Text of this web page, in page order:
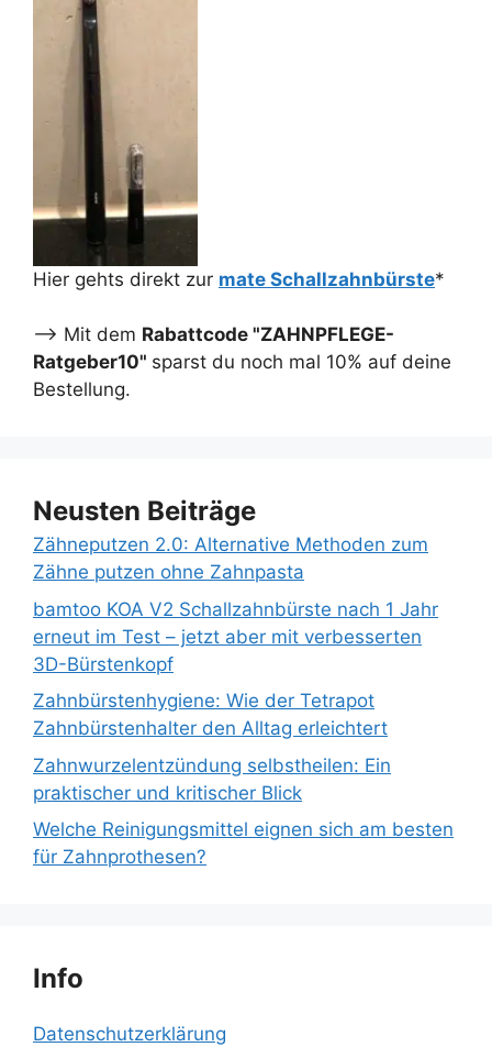
Hier gehts direkt zur mate Schallzahnbürste*
--> Mit dem Rabattcode "ZAHNPFLEGE-
Ratgeber10" sparst du noch mal 10% auf deine
Bestellung.
Neusten Beiträge
Zähneputzen 2.0: Alternative Methoden zum
Zähne putzen ohne Zahnpasta
bamtoo KOA V2 Schallzahnbürste nach 1 Jahr
erneut im Test – jetzt aber mit verbesserten
3D-Bürstenkopf
Zahnbürstenhygiene: Wie der Tetrapot
Zahnbürstenhalter den Alltag erleichtert
Zahnwurzelentzündung selbstheilen: Ein
praktischer und kritischer Blick
Welche Reinigungsmittel eignen sich am besten
für Zahnprothesen?
Info
Datenschutzerklärung